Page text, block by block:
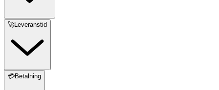
🚀Leveranstid
💳Betalning